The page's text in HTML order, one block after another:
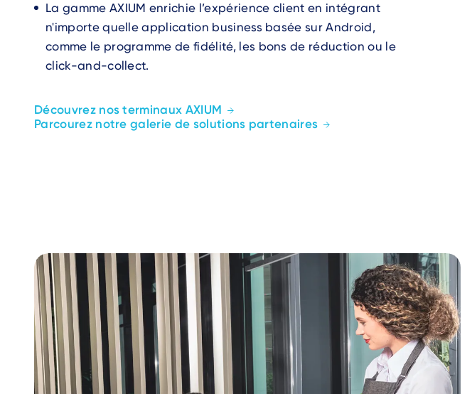
La gamme AXIUM enrichie l’expérience client en intégrant
n'importe quelle application business basée sur Android,
comme le programme de fidélité, les bons de réduction ou le
click-and-collect.
Découvrez nos terminaux AXIUM
Parcourez notre galerie de solutions partenaires